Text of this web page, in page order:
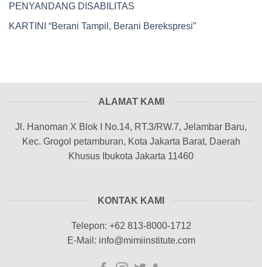
PENYANDANG DISABILITAS
KARTINI “Berani Tampil, Berani Berekspresi”
ALAMAT KAMI
Jl. Hanoman X Blok I No.14, RT.3/RW.7, Jelambar Baru,
Kec. Grogol petamburan, Kota Jakarta Barat, Daerah
Khusus Ibukota Jakarta 11460
KONTAK KAMI
Telepon: +62 813-8000-1712
E-Mail: info@mimiinstitute.com